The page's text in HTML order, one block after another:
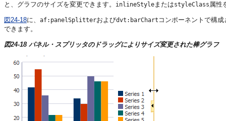
と、グラフのサイズを変更できます。
inlineStyleまたはstyleClass属性
図24-18に、 af:panelSplitterおよびdvt:barChart コンポーネントで構
できます。
図24-18 パネル・スプリッタのドラッグによりサイズ変更された棒グラフ